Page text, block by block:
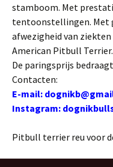
stamboom. Met
tentoonstellingen. Met
afwezigheid van
American Pitbull Terrier.
De paringsprijs
Contacten:
E-mail:
Instagram:
Pitbull terrier reu voor